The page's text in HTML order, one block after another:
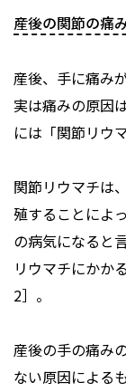
産後の関節の痛
産後、手に痛み
実は痛みの原因
には「関節リウ
関節リウマチは
殖することによ
の病気になると
リウマチにかか
2］。
産後の手の痛み
ない原因による